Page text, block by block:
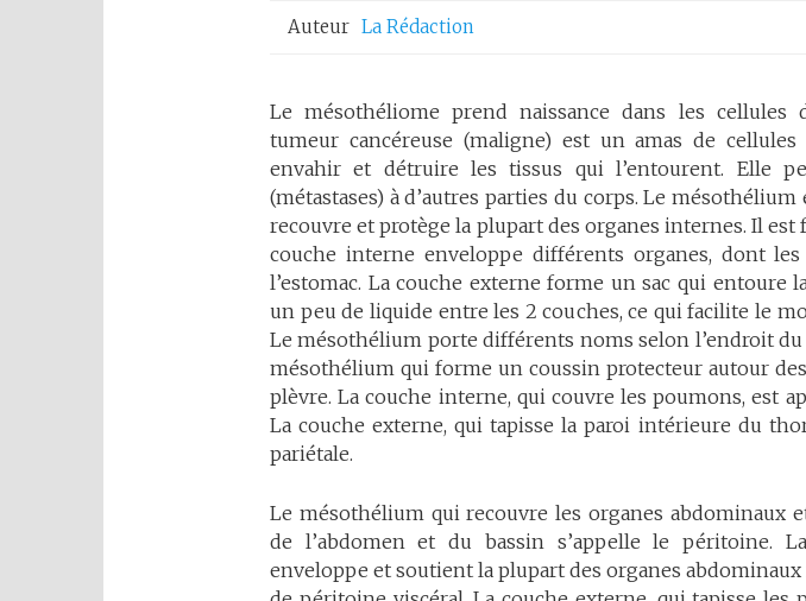
Auteur La Rédaction
Le mésothéliome prend naissance dans les cellules
tumeur cancéreuse (maligne) est un amas de cellules
envahir et détruire les tissus qui l’entourent. Elle
(métastases) à d’autres parties du corps. Le
recouvre et protège la plupart des organes internes. Il est
couche interne enveloppe différents organes, dont
l’estomac. La couche externe forme un sac qui entoure
un peu de liquide entre les 2 couches, ce qui facilite le
Le mésothélium porte différents noms selon l’endroit du
mésothélium qui forme un coussin protecteur autour
plèvre. La couche interne, qui couvre les poumons, est
La couche externe, qui tapisse la paroi intérieure du
pariétale.
Le mésothélium qui recouvre les organes abdominaux
de l’abdomen et du bassin s’appelle le péritoine.
enveloppe et soutient la plupart des organes